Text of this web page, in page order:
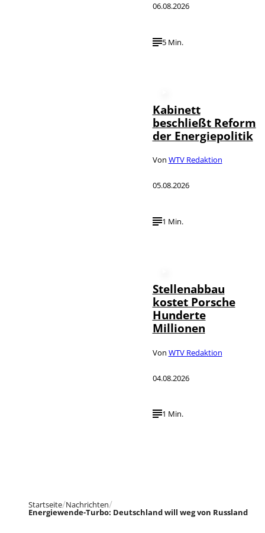
06.08.2026
5 Min.
Kabinett
beschließt Reform
der Energiepolitik
Von WTV Redaktion
05.08.2026
1 Min.
Stellenabbau
kostet Porsche
Hunderte
Millionen
Von WTV Redaktion
04.08.2026
1 Min.
Startseite Nachrichten
Energiewende-Turbo: Deutschland will weg von Russland